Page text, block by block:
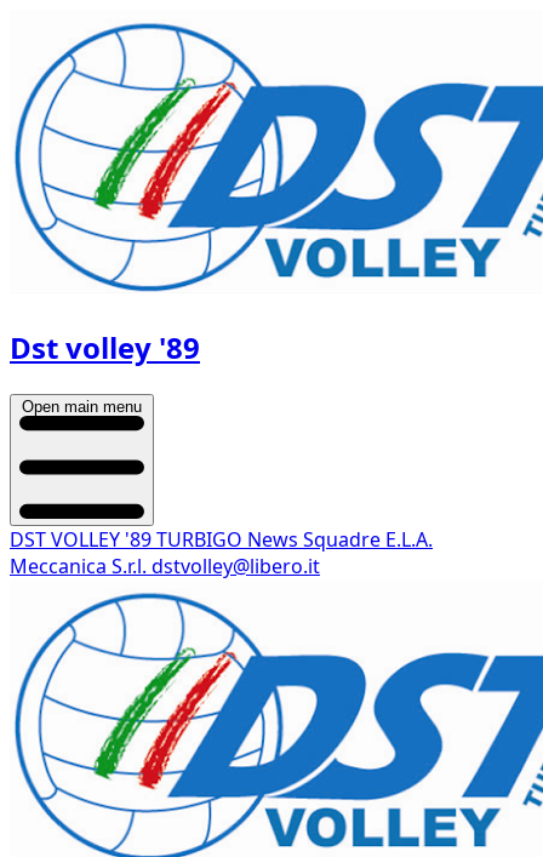
Dst volley '89
Open main menu
DST VOLLEY '89 TURBIGO News Squadre E.L.A.
Meccanica S.r.l. dstvolley@libero.it